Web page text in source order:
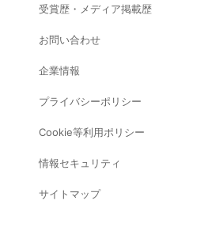
受賞歴・メディア掲載歴
お問い合わせ
企業情報
プライバシーポリシー
Cookie等利用ポリシー
情報セキュリティ
サイトマップ